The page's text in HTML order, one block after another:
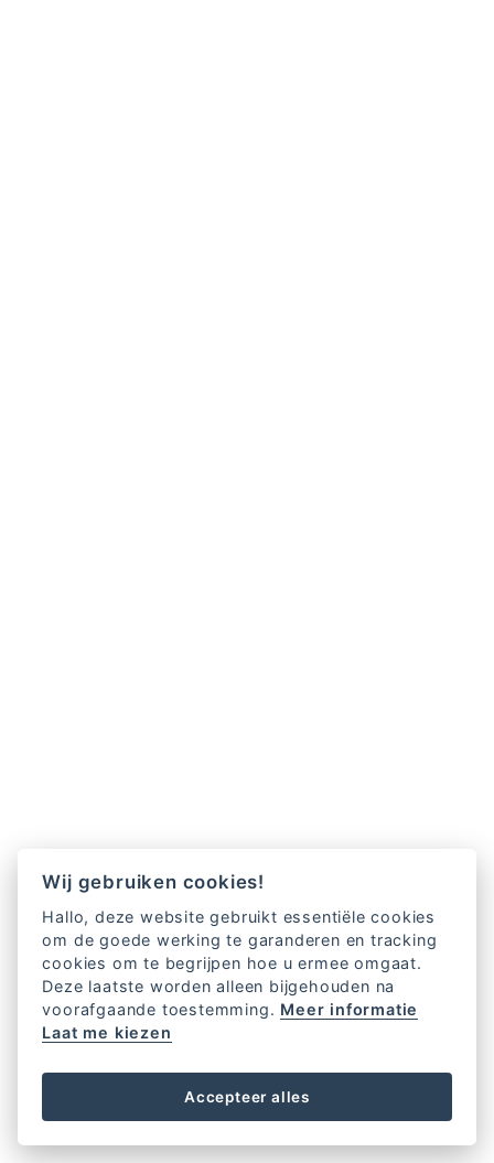
Wij gebruiken cookies!
Hallo, deze website gebruikt essentiële cookies
om de goede werking te garanderen en tracking
cookies om te begrijpen hoe u ermee omgaat.
Deze laatste worden alleen bijgehouden na
voorafgaande toestemming. Meer informatie
Laat me kiezen
Accepteer alles